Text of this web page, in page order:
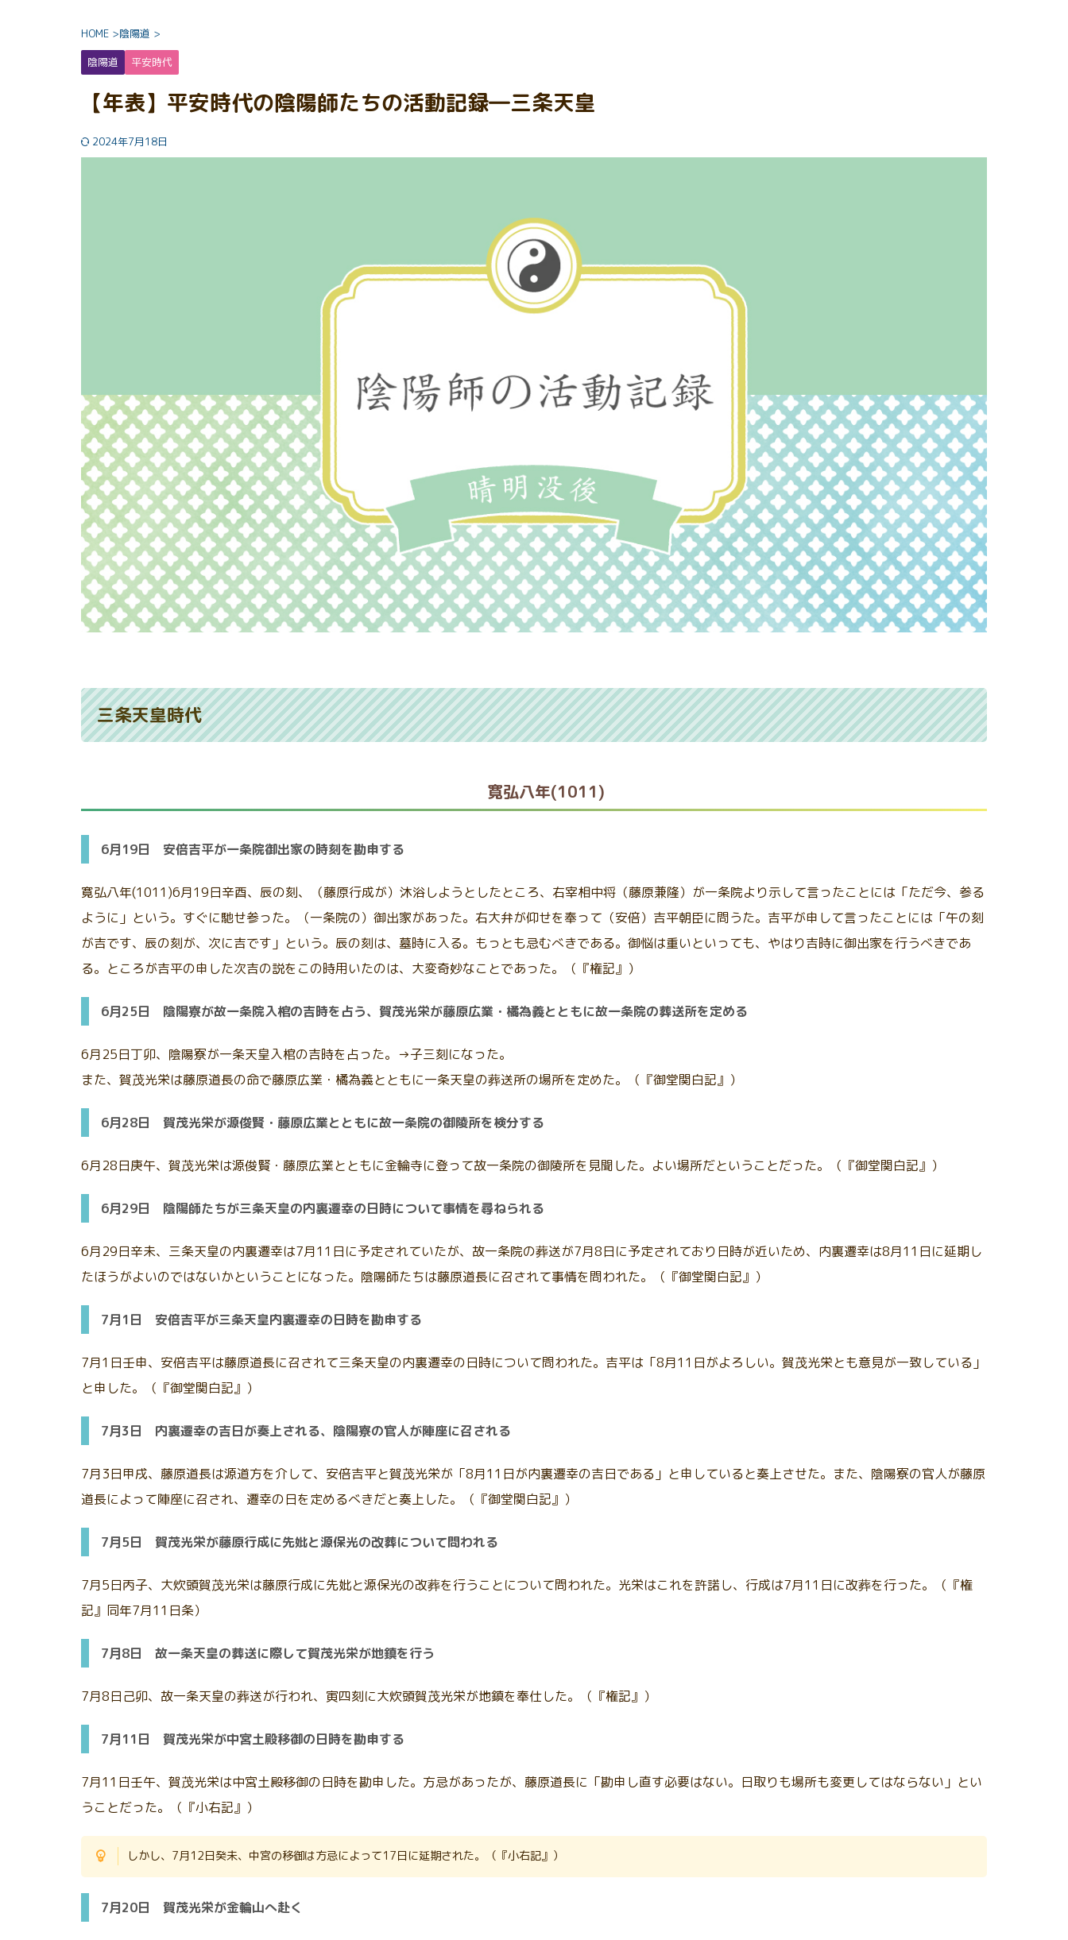
HOME >陰陽道 >
陰陽道
平安時代
【年表】平安時代の陰陽師たちの活動記録―三条天皇
2024年7月18日
三条天皇時代
寛弘八年(1011)
6月19日 安倍吉平が一条院御出家の時刻を勘申する
寛弘八年(1011)6月19日辛酉、辰の刻、（藤原行成が）沐浴しようとしたところ、右宰相中将（藤原兼隆）が一条院より示して言ったことには「ただ今、参る
ように」という。すぐに馳せ参った。（一条院の）御出家があった。右大弁が仰せを奉って（安倍）吉平朝臣に問うた。吉平が申して言ったことには「午の刻
が吉です、辰の刻が、次に吉です」という。辰の刻は、墓時に入る。もっとも忌むべきである。御悩は重いといっても、やはり吉時に御出家を行うべきであ
る。ところが吉平の申した次吉の説をこの時用いたのは、大変奇妙なことであった。（『権記』）
6月25日 陰陽寮が故一条院入棺の吉時を占う、賀茂光栄が藤原広業・橘為義とともに故一条院の葬送所を定める
6月25日丁卯、陰陽寮が一条天皇入棺の吉時を占った。→子三刻になった。
また、賀茂光栄は藤原道長の命で藤原広業・橘為義とともに一条天皇の葬送所の場所を定めた。（『御堂関白記』）
6月28日 賀茂光栄が源俊賢・藤原広業とともに故一条院の御陵所を検分する
6月28日庚午、賀茂光栄は源俊賢・藤原広業とともに金輪寺に登って故一条院の御陵所を見聞した。よい場所だということだった。（『御堂関白記』）
6月29日 陰陽師たちが三条天皇の内裏遷幸の日時について事情を尋ねられる
6月29日辛未、三条天皇の内裏遷幸は7月11日に予定されていたが、故一条院の葬送が7月8日に予定されており日時が近いため、内裏遷幸は8月11日に延期し
たほうがよいのではないかということになった。陰陽師たちは藤原道長に召されて事情を問われた。（『御堂関白記』）
7月1日 安倍吉平が三条天皇内裏遷幸の日時を勘申する
7月1日壬申、安倍吉平は藤原道長に召されて三条天皇の内裏遷幸の日時について問われた。吉平は「8月11日がよろしい。賀茂光栄とも意見が一致している」
と申した。（『御堂関白記』）
7月3日 内裏遷幸の吉日が奏上される、陰陽寮の官人が陣座に召される
7月3日甲戌、藤原道長は源道方を介して、安倍吉平と賀茂光栄が「8月11日が内裏遷幸の吉日である」と申していると奏上させた。また、陰陽寮の官人が藤原
道長によって陣座に召され、遷幸の日を定めるべきだと奏上した。（『御堂関白記』）
7月5日 賀茂光栄が藤原行成に先妣と源保光の改葬について問われる
7月5日丙子、大炊頭賀茂光栄は藤原行成に先妣と源保光の改葬を行うことについて問われた。光栄はこれを許諾し、行成は7月11日に改葬を行った。（『権
記』同年7月11日条）
7月8日 故一条天皇の葬送に際して賀茂光栄が地鎮を行う
7月8日己卯、故一条天皇の葬送が行われ、寅四刻に大炊頭賀茂光栄が地鎮を奉仕した。（『権記』）
7月11日 賀茂光栄が中宮土殿移御の日時を勘申する
7月11日壬午、賀茂光栄は中宮土殿移御の日時を勘申した。方忌があったが、藤原道長に「勘申し直す必要はない。日取りも場所も変更してはならない」とい
うことだった。（『小右記』）
しかし、7月12日癸未、中宮の移御は方忌によって17日に延期された。（『小右記』）
7月20日 賀茂光栄が金輪山へ赴く